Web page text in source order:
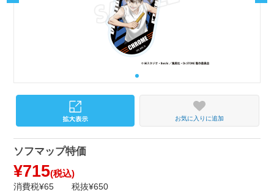
お気に入りに追加
ソフマップ特価
¥715(税込)
消費税¥65 税抜¥650